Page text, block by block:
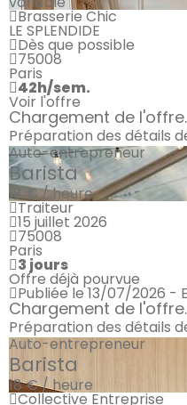
Brasserie Chic
LE SPLENDIDE
Dès que possible
75008
Paris
42h/sem.
Voir l'offre
Chargement de
Préparation des détails
Auto-entrepreneur
Barista
18 € / heure
Traiteur
15 juillet 2026
75008
Paris
3 jours
Offre déjà pourvue
Publiée le 13/07/2026 -
Chargement de
Préparation des détails
Auto-entrepreneur
Barista
18 € / heure
Collective Entreprise